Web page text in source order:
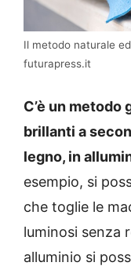
Il metodo naturale
futurapress.it
C’è un
brillanti a
legno, in
esempio, si
che toglie le
luminosi senza
alluminio si